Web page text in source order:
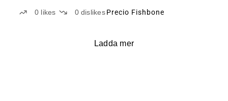
0 likes 0 dislikes Precio Fishbone
Ladda mer